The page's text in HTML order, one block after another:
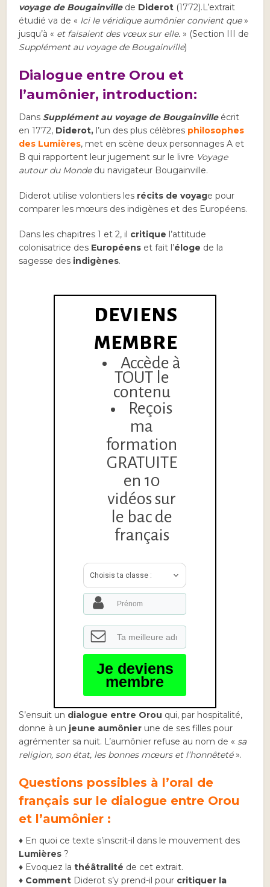
voyage de Bougainvillede Diderot (1772).L’extrait
étudié va de « Ici le véridique aumônierconvient que»
jusqu’à « et faisaient des vœux sur elle. » (Section III de
Supplément au voyage de Bougainville)
Dialogue entre Orou et
l’aumônier, introduction:
Dans Supplément au voyage de Bougainvilleécrit
en 1772, Diderot, l’un des plus célèbres philosophes
des Lumières, met en scène deux personnages A et
B qui rapportent leur jugement sur le livre Voyage
autour du Mondedu navigateur Bougainville.
Diderot utilise volontiers les récits de voyage pour
comparer les mœurs des indigènes et des Européens.
Dans les chapitres 1 et 2, il critique l’attitude
colonisatrice des Européens et fait l’éloge de la
sagesse des indigènes.
DEVIENS
MEMBRE
Accède à
TOUT le
contenu
Reçois
ma
formation
GRATUITE
en 10
vidéos sur
le bac de
français
Choisis ta classe :
Je deviens
membre
S’ensuit un dialogue entre Orou qui, par hospitalité,
donne à un jeune aumônier une de ses filles pour
agrémenter sa nuit. L’aumônier refuse au nom de « sa
religion, son état, les bonnes mœurs et l’honnêteté».
Questions possibles à l’oral de
français sur le dialogue entre Orou
et l’aumônier :
♦ En quoi ce texte s’inscrit-il dans le mouvement des
Lumières ?
♦ Evoquez lathéâtralité de cet extrait.
♦ Comment Diderot s’y prend-il pour critiquer la